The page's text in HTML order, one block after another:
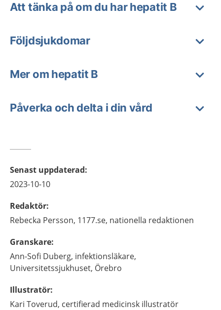
Att tänka på om du har hepatit B
Följdsjukdomar
Mer om hepatit B
Påverka och delta i din vård
Senast uppdaterad:
2023-10-10
Redaktör:
Rebecka Persson, 1177.se, nationella redaktionen
Granskare:
Ann-Sofi Duberg, infektionsläkare,
Universitetssjukhuset, Örebro
Illustratör:
Kari Toverud, certifierad medicinsk illustratör